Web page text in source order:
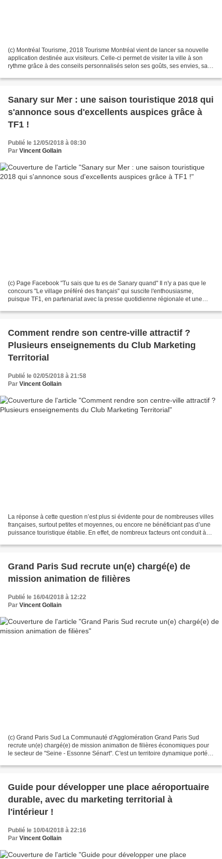
(c) Montréal Tourisme, 2018 Tourisme Montréal vient de lancer sa nouvelle
application destinée aux visiteurs. Celle-ci permet de visiter la ville à son
rythme grâce à des conseils personnalisés selon ses goûts, ses envies, sa
Sanary sur Mer : une saison touristique 2018 qui
s'annonce sous d'excellents auspices grâce à
TF1 !
Publié le 12/05/2018 à 08:30
Par Vincent Gollain
(c) Page Facebook "Tu sais que tu es de Sanary quand" Il n'y a pas que le
concours "Le village préféré des français" qui suscite l'enthousiasme,
puisque TF1, en partenariat avec la presse quotidienne régionale et une
Comment rendre son centre-ville attractif ?
Plusieurs enseignements du Club Marketing
Territorial
Publié le 02/05/2018 à 21:58
Par Vincent Gollain
La réponse à cette question n’est plus si évidente pour de nombreuses villes
françaises, surtout petites et moyennes, ou encore ne bénéficiant pas d’une
puissance touristique établie. En effet, de nombreux facteurs ont conduit à
Grand Paris Sud recrute un(e) chargé(e) de
mission animation de filières
Publié le 16/04/2018 à 12:22
Par Vincent Gollain
(c) Grand Paris Sud La Communauté d'Agglomération Grand Paris Sud
recrute un(e) chargé(e) de mission animation de filières économiques pour
le secteur de "Seine - Essonne Sénart". C'est un territoire dynamique porté
Guide pour développer une place aéroportuaire
durable, avec du marketing territorial à
l'intérieur !
Publié le 10/04/2018 à 22:16
Par Vincent Gollain